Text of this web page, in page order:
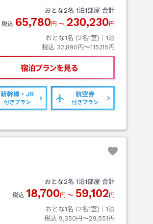
おとな2名 1泊1部屋 合計
税込 65,780 円 〜 230,230 円
おとな1名 (2名1室)｜ 1泊
税込 32,890円〜115,115円
宿泊プランを見る
新幹線・JR
付きプラン
航空券
付きプラン
おとな2名 1泊1部屋 合計
税込 18,700 円 〜 59,102 円
おとな1名 (2名1室)｜ 1泊
税込 9,350円〜29,551円